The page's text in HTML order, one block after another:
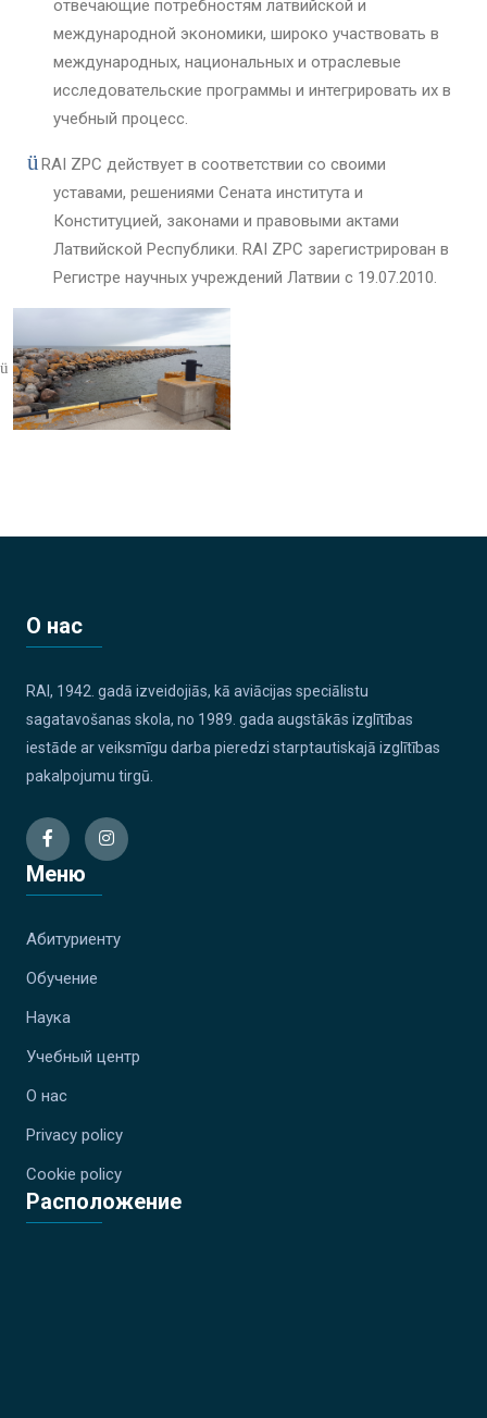
отвечающие потребностям латвийской и
международной экономики, широко участвовать в
международных, национальных и отраслевые
исследовательские программы и интегрировать их в
учебный процесс.
üRAI ZPC действует в соответствии со своими
уставами, решениями Сената института и
Конституцией, законами и правовыми актами
Латвийской Республики. RAI ZPC зарегистрирован в
Регистре научных учреждений Латвии с 19.07.2010.
ü
О нас
RAI, 1942. gadā izveidojiās, kā aviācijas speciālistu
sagatavošanas skola, no 1989. gada augstākās izglītības
iestāde ar veiksmīgu darba pieredzi starptautiskajā izglītības
pakalpojumu tirgū.
Меню
Абитуриенту
Обучение
Наука
Учебный центр
О нас
Privacy policy
Cookie policy
Расположение